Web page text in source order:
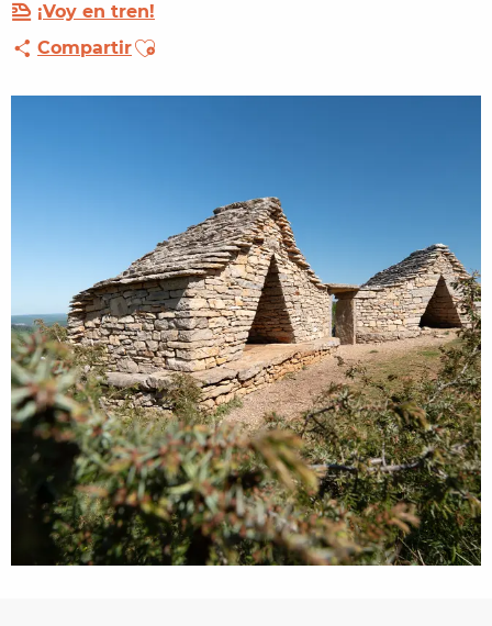
¡Voy en tren!
CompartirAjouter aux favoris